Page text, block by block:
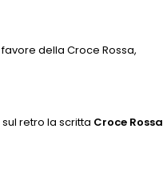
della Croce Rossa,
retro la scritta Croce Rossa